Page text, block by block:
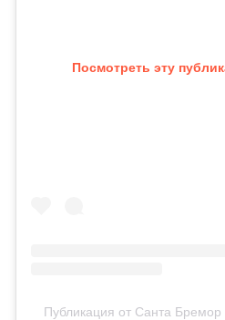
Посмотреть эту
Публикация от Санта